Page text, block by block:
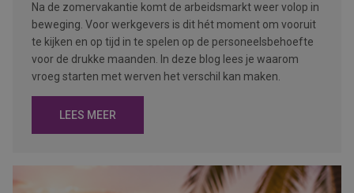
Na de zomervakantie komt de arbeidsmarkt weer volop in
beweging. Voor werkgevers is dit hét moment om vooruit
te kijken en op tijd in te spelen op de personeelsbehoefte
voor de drukke maanden. In deze blog lees je waarom
vroeg starten met werven het verschil kan maken.
LEES MEER